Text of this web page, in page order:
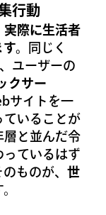
行動
実際に生活者
。
同じく
ユーザーの
クサー
サイトを一
いることが
層と並んだ令
ているはず
ものが、 世